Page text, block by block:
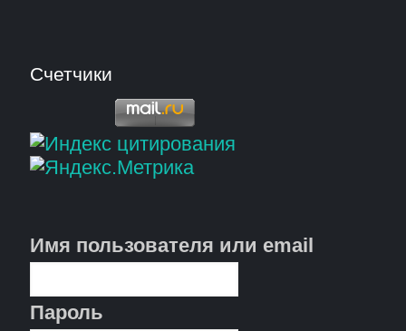
Счетчики
Имя пользователя или email
Пароль